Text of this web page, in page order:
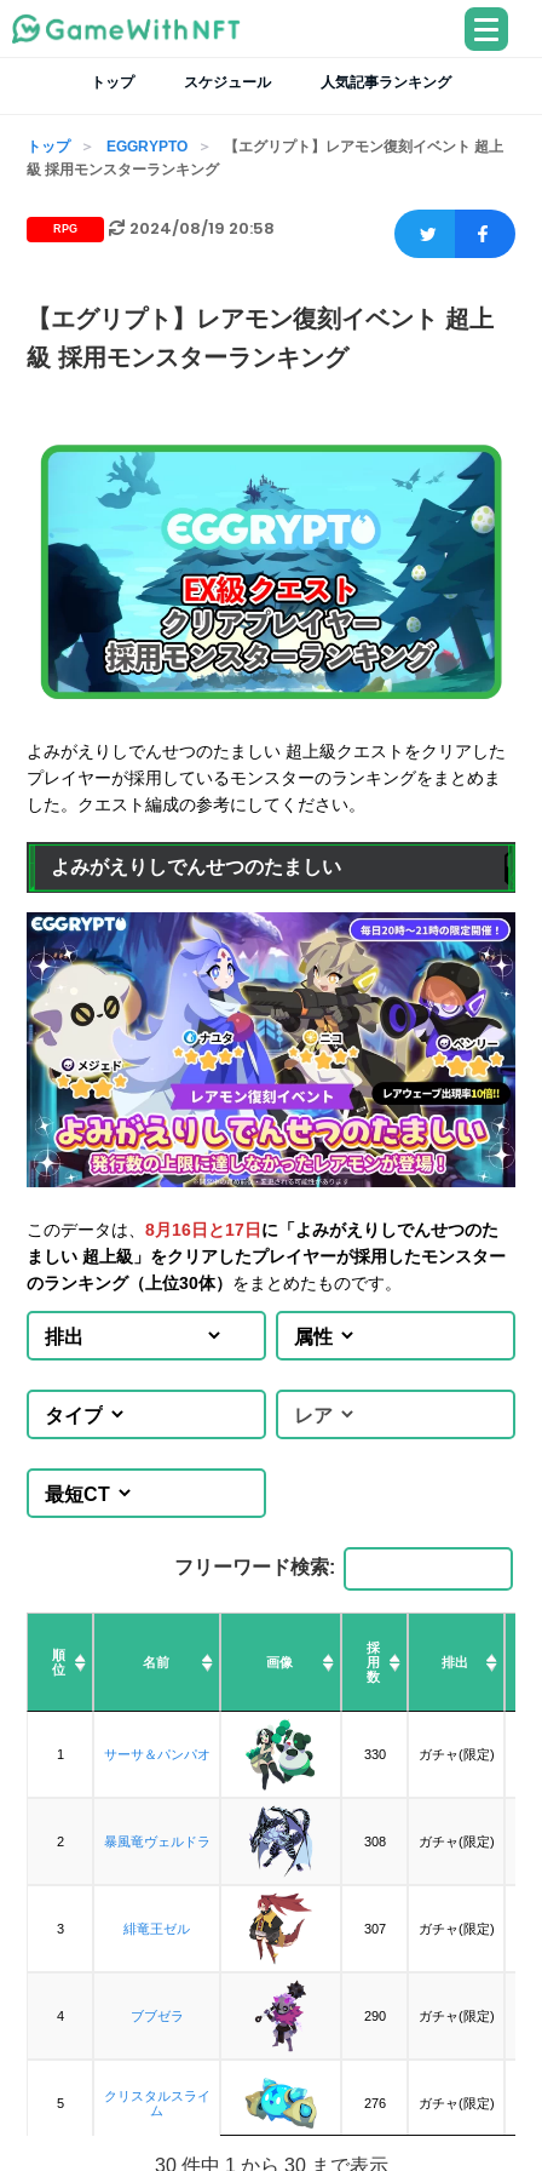
トップ スケジュール 人気記事ランキング
トップ EGGRYPTO
【エグリプト】レアモン復刻イベント 超上
級 採用モンスターランキング
RPG 2024/08/19 20:58
【エグリプト】レアモン復刻イベント 超上
級 採用モンスターランキング
よみがえりしでんせつのたましい 超上級クエストをクリアした
プレイヤーが採用しているモンスターのランキングをまとめま
した。クエスト編成の参考にしてください。
よみがえりしでんせつのたましい
このデータは、8月16日と17日 に「よみがえりしでんせつのた
ましい 超上級」をクリアしたプレイヤーが採用したモンスター
のランキング（上位30体） をまとめたものです。
フリーワード検索:
順
位
名前 画像
採
用
数
排出
画像
数
1
サーサ＆パンパオ 330 ガチャ(限定)
2 暴風竜ヴェルドラ 308 ガチャ(限定)
3 緋竜王ゼル 307 ガチャ(限定)
4 ブブゼラ 290 ガチャ(限定)
5
クリスタルスライ
ム
276 ガチャ(限定)
順
位
名前
1 サーサ＆パンパオ
2 暴風竜ヴェルドラ
3 緋竜王ゼル
4 ブブゼラ
5
クリスタルスライ
ム
30 件中 1 から 30 まで表示